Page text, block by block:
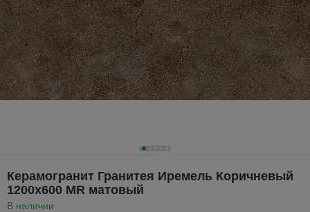
Керамогранит Гранитея Иремель Коричневый
1200x600 MR матовый
В наличии